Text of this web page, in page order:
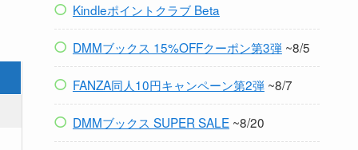
Kindleポイントクラブ Beta
DMMブックス 15%OFFクーポン第3弾~8/5
FANZA同人10円キャンペーン第2弾~8/7
DMMブックス SUPER SALE~8/20